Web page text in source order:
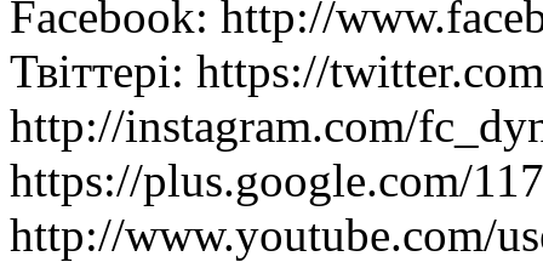
Facebook: http://
Твіттері: https://
http://instagram.com/
https://plus.google.com/
http://www.youtube.com/